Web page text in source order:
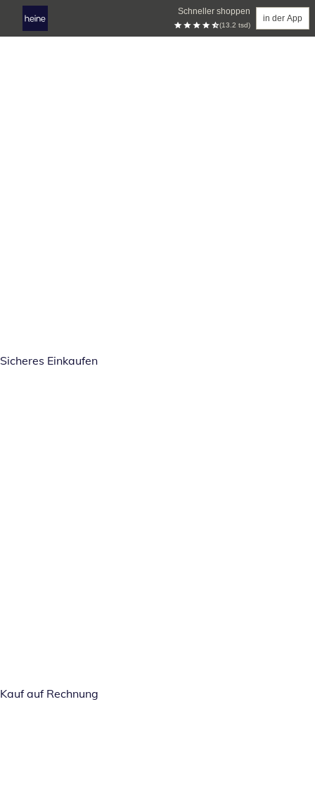
Schneller shoppen
(13.2 tsd)
in der App
Sicheres Einkaufen
Kauf auf Rechnung